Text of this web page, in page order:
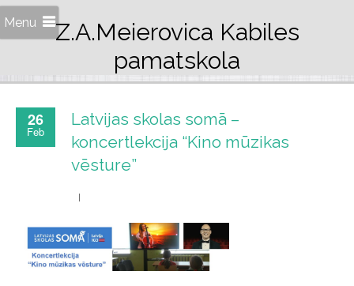
Menu
Z.A.Meierovica Kabiles
pamatskola
26
Feb
Latvijas skolas somā –
koncertlekcija “Kino mūzikas
vēsture”